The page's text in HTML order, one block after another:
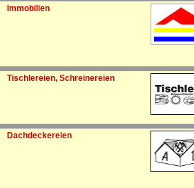
Immobilien
Tischlereien, Schreinereien
Dachdeckereien